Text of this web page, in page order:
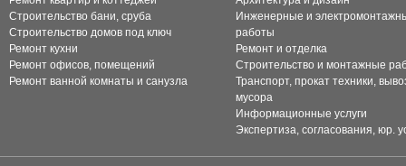
Строительство бани, сруба
Строительство домов под ключ
Ремонт кухни
Ремонт офисов, помещений
Ремонт ванной комнаты и санузла
Инженерные и
работы
Ремонт и отделка
Строительство и монтажные
Транспорт, прокат техники,
мусора
Информационные услуги
Экспертиза, согласования, юр.